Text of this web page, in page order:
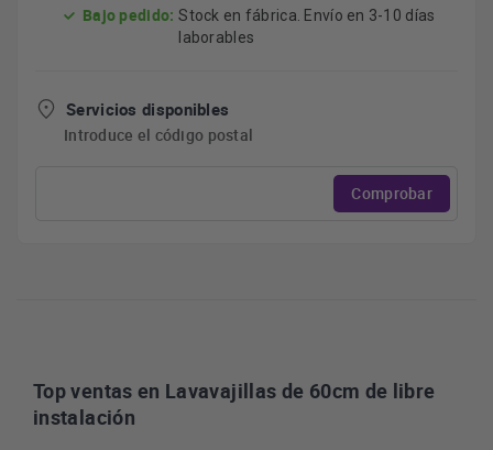
Bajo pedido: Stock en fábrica. Envío en 3-10 días
laborables
Servicios disponibles
Introduce el código postal
Comprobar
Top ventas en Lavavajillas de 60cm de libre
instalación